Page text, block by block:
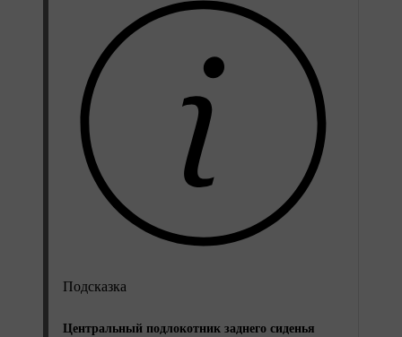
Подсказка
Центральный подлокотник заднего сиденья